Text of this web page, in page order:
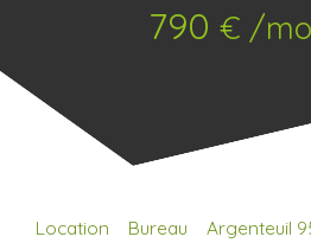
790 € /
Location Bureau
Argenteuil